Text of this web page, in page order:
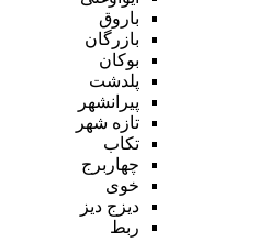
باروق
بازرگان
بوکان
پلدشت
پیرانشهر
تازه شهر
تکاب
چهاربرج
خوی
دیزج دیز
ربط